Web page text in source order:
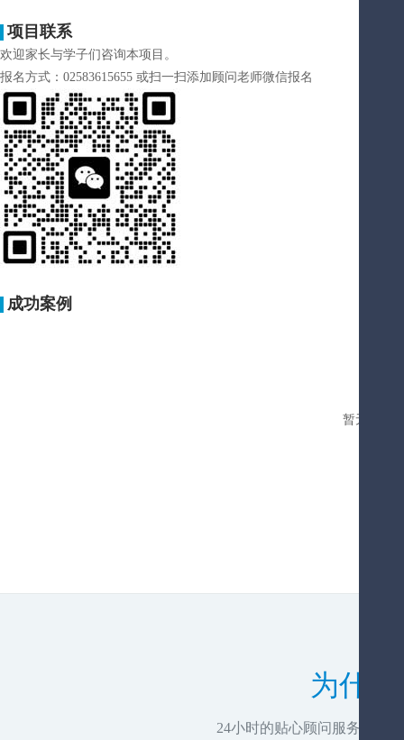
项目联系
欢迎家长与学子们咨询本项目。
报名方式：02583615655 或扫一扫添加顾问老师微信报名
成功案例
暂无您要
为什
24小时的贴心顾问服务，推